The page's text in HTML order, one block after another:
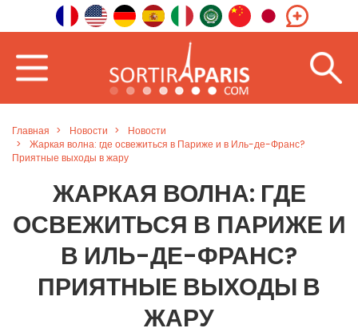
Главная Новости
Новости
Жаркая волна: где освежиться в Париже и в Иль-де-Франс?
Приятные выходы в жару
ЖАРКАЯ ВОЛНА: ГДЕ
ОСВЕЖИТЬСЯ В ПАРИЖЕ И
В ИЛЬ-ДЕ-ФРАНС?
ПРИЯТНЫЕ ВЫХОДЫ В
ЖАРУ